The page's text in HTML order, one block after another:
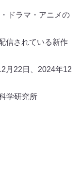
ドラマ・アニメの
信されている新作
月22日、2024年12
学研究所